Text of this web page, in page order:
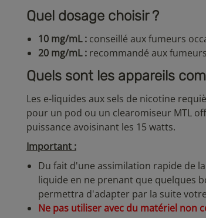
Quel dosage choisir ?
10 mg/mL : conseillé aux fumeurs
20 mg/mL : recommandé aux
Quels sont les appareils
Les e-liquides aux sels de nicotine
pour un pod ou un clearomiseur MTL
puissance avoisinant les 15 watts.
Important :
Du fait d'une assimilation rapide de
liquide en ne prenant que quelques
permettra d'adapter par la suite
Ne pas utiliser avec du matériel non